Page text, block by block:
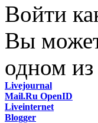
Войти
Вы
одном из
Livejournal
Mail.Ru OpenID
Liveinternet
Blogger